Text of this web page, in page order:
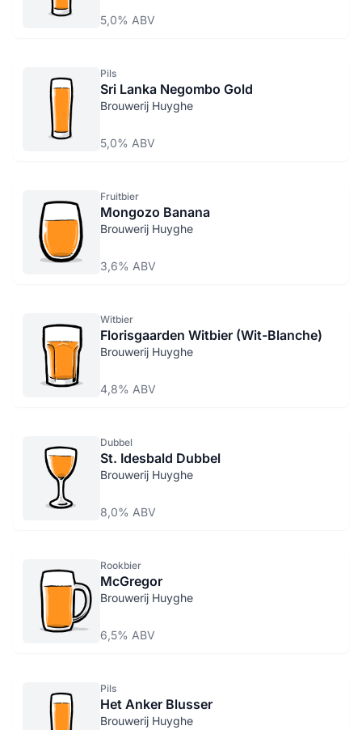
5,0% ABV
Pils
Sri Lanka Negombo Gold
Brouwerij Huyghe
5,0% ABV
Fruitbier
Mongozo Banana
Brouwerij Huyghe
3,6% ABV
Witbier
Florisgaarden Witbier (Wit-Blanche)
Brouwerij Huyghe
4,8% ABV
Dubbel
St. Idesbald Dubbel
Brouwerij Huyghe
8,0% ABV
Rookbier
McGregor
Brouwerij Huyghe
6,5% ABV
Pils
Het Anker Blusser
Brouwerij Huyghe